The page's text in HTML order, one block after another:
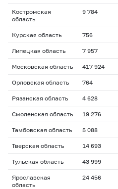
Костромская
область
9 784
Курская область 756
Липецкая область 7 957
Московская область 417 924
Орловская область 764
Рязанская область 4 628
Смоленская область 19 276
Тамбовская область 5 088
Тверская область 14 693
Тульская область 43 999
Ярославская
область
24 456